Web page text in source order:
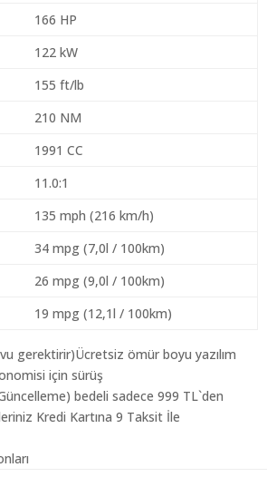
166 HP
122 kW
155 ft/lb
210 NM
1991 CC
11.0:1
135 mph (216 km/h)
34 mpg (7,0l / 100km)
26 mpg (9,0l / 100km)
19 mpg (12,1l / 100km)
gerektirir)Ücretsiz ömür boyu yazılım
için sürüş
bedeli sadece 999 TL`den
Kredi Kartına 9 Taksit İle